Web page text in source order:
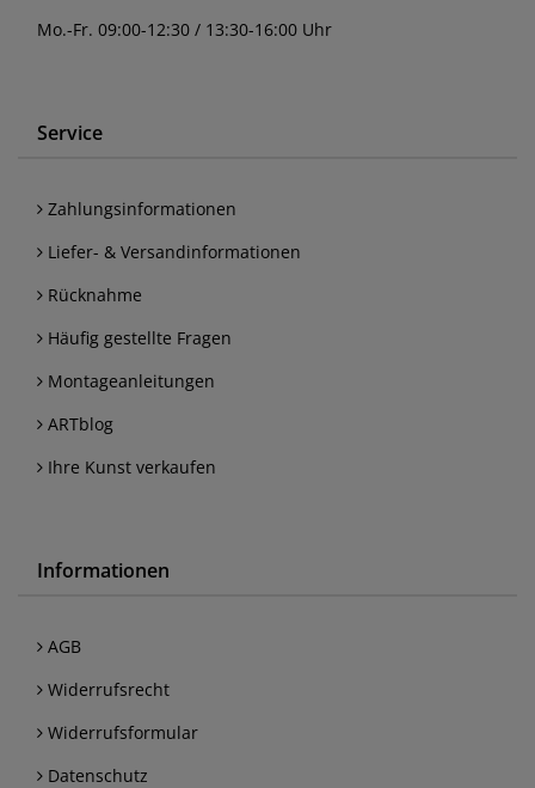
Mo.-Fr. 09:00-12:30 / 13:30-16:00 Uhr
Service
Zahlungsinformationen
Liefer- & Versandinformationen
Rücknahme
Häufig gestellte Fragen
Montageanleitungen
ARTblog
Ihre Kunst verkaufen
Informationen
AGB
Widerrufsrecht
Widerrufsformular
Datenschutz